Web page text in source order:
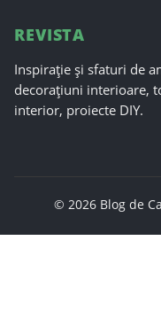
REVISTA
Inspirație și sfaturi de
decorațiuni interioare,
interior, proiecte DIY.
© 2026 Blog de